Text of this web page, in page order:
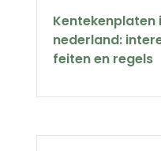
Kentekenplaten
nederland:
feiten en regels